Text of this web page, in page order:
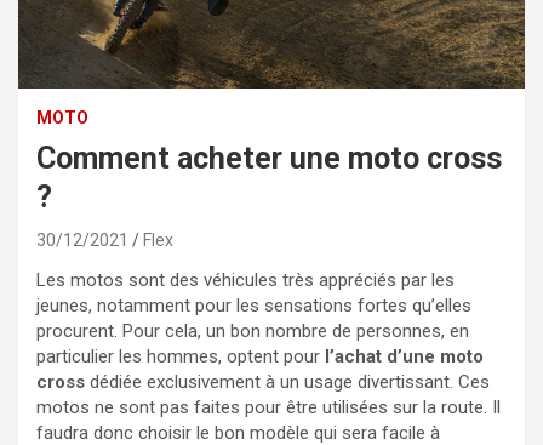
MOTO
Comment acheter une moto cross
?
30/12/2021 Flex
Les motos sont des véhicules très appréciés par les
jeunes, notamment pour les sensations fortes qu’elles
procurent. Pour cela, un bon nombre de personnes, en
particulier les hommes, optent pour l’achat d’une moto
cross dédiée exclusivement à un usage divertissant. Ces
motos ne sont pas faites pour être utilisées sur la route. Il
faudra donc choisir le bon modèle qui sera facile à